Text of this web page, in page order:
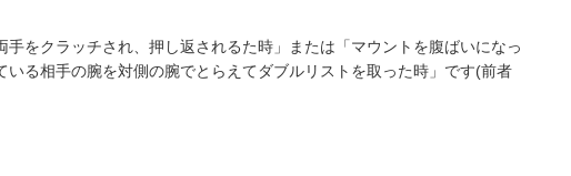
をクラッチされ、押し返されるた時」または「マウントを腹ばいになっ
いる相手の腕を対側の腕でとらえてダブルリストを取った時」です(前者